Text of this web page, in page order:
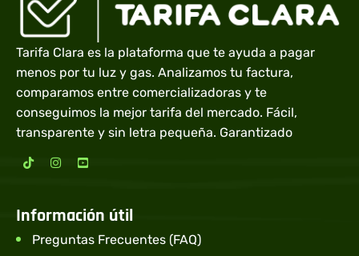
Tarifa Clara es la plataforma que te ayuda a pagar
menos por tu luz y gas. Analizamos tu factura,
comparamos entre comercializadoras y te
conseguimos la mejor tarifa del mercado. Fácil,
transparente y sin letra pequeña. Garantizado
Información útil
Preguntas Frecuentes (FAQ)